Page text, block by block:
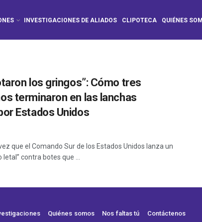
INVESTIGACIONES DE ALIADOS CLIPOTECA QUIÉNES
los gringos”: Cómo tres
terminaron en las lanchas
Estados Unidos
que el Comando Sur de los Estados Unidos lanza un
contra botes que ...
Quiénes somos Nos faltas tú Contáctenos